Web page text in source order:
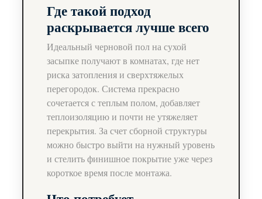
Где такой подход
раскрывается лучше всего
Идеальный черновой пол на сухой
засыпке получают в комнатах, где нет
риска затопления и сверхтяжелых
перегородок. Система прекрасно
сочетается с теплым полом, добавляет
теплоизоляцию и почти не утяжеляет
перекрытия. За счет сборной структуры
можно быстро выйти на нужный уровень
и стелить финишное покрытие уже через
короткое время после монтажа.